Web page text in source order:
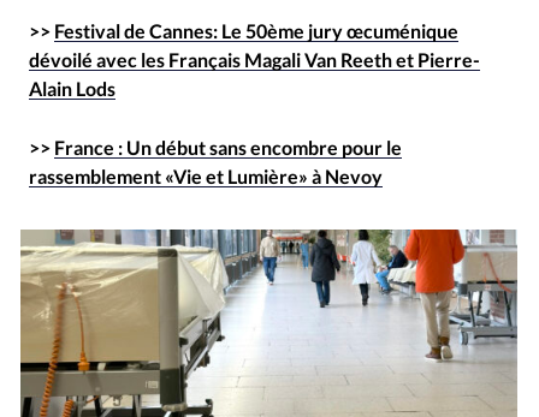
>> Festival de Cannes: Le 50ème jury œcuménique
dévoilé avec les Français Magali Van Reeth et Pierre-
Alain Lods
>> France : Un début sans encombre pour le
rassemblement «Vie et Lumière» à Nevoy